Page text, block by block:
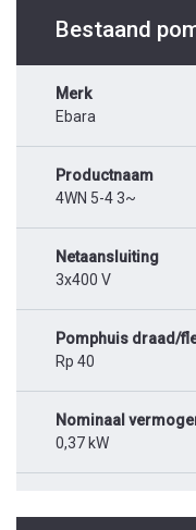
Bestaand
Merk
Ebara
Productnaam
4WN 5-4 3~
Netaansluiting
3x400 V
Pomphuis draad/
Rp 40
Nominaal
0,37 kW